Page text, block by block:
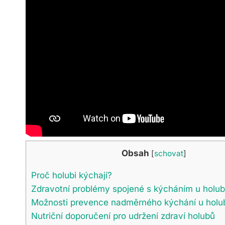
Obsah [schovat]
Proč holubi kýchají?
Zdravotní problémy spojené s kýcháním u
Možnosti prevence nadměrného kýchání u
Nutriční doporučení pro udržení zdraví holubů